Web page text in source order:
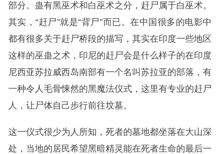
部分。蛊有黑巫术和白巫术之分，赶尸属于白巫术。
其实，“赶尸”就是“背尸”而已。在中国很多的电影中
都有很多关于赶尸桥段的描写，其实在印度一些地区
这样的巫蛊之术，印尼的赶尸会是什么样子的在印度
尼西亚苏拉威西岛南部有一个名叫苏拉亚的部落，有
一种令人毛骨悚然的黑魔法仪式，这里有专业的赶尸
人，让尸体自己步行前往坟墓。
这一仪式很少为人所知，死者的墓地都坐落在大山深
处，当地的居民希望黑暗精灵能在死者生命的最后一